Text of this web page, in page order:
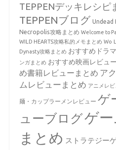
TEPPENデッキレシピ
TEPPENブログ Undead
Necropolis攻略まとめ Welcome to
WILD HEARTS攻略私的メモまとめ Wo
Dynasty攻略まとめ おすすめドラ
ンガまとめ おすすめ映画レビュ
め書籍レビューまとめ ア
ムレビューまとめ アニメレ
麺・カップラーメンレビュー ゲ
ューブログゲ
まとめ ストラテジー